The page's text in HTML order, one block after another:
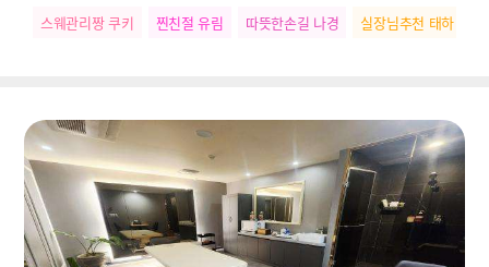
스웨관리짱 쿠키 찐친절 유림 따뜻한손길 나경 실장님추천 태하